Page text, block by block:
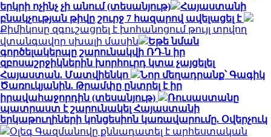
երկրի ոչինչ չի անում (տեսանյութ)
Հայաստանի
բնակչության թիվը շուրջ 7 հազարով ավելացել է
Քիմիկոսը զգուշացրել է խոհանոցում թույլ տրվող
վտանգավոր սխալի մասին
Եթե նման
գործելակերպը շարունակվի ՌԴ-ն իր
զբոսաշրջիկներին խորհուրդ կտա չայցելել
Հայաստան. Մատվիենկո
Նոր մեղադրանք՝ Գագիկ
Ծառուկյանին. Թրամփը ընտրել է իր
իրավահաջորդին (տեսանյութ)
Ռուսաստանը
պատրաստ է շարունակել Հայաստանի
երկաթուղիների կոնցեսիոն կառավարումը. Օվերչուկ
Օլեգ Գազմանովը քննադատել է արհեստական